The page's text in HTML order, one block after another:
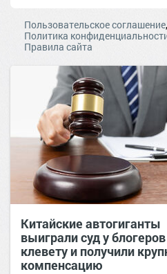
Пользовательское соглашение,
Политика
Правила сайта
Китайские автогиганты
выиграли суд у
клевету и получили
компенсацию